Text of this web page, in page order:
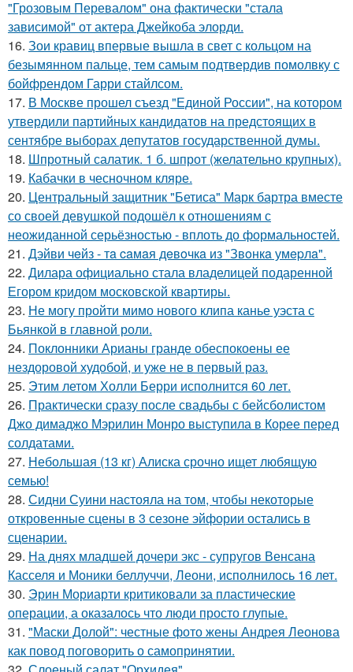
"Грозовым Перевалом" она фактически "стала
зависимой" от актера Джейкоба элорди.
16. Зои кравиц впервые вышла в свет с кольцом на
безымянном пальце, тем самым подтвердив помолвку с
бойфрендом Гарри стайлсом.
17. В Москве прошел съезд "Единой России", на котором
утвердили партийных кандидатов на предстоящих в
сентябре выборах депутатов государственной думы.
18. Шпротный салатик. 1 б. шпрот (желательно крупных).
19. Кабачки в чесночном кляре.
20. Центральный защитник "Бетиса" Марк бартра вместе
со своей девушкой подошёл к отношениям с
неожиданной серьёзностью - вплоть до формальностей.
21. Дэйви чeйз - тa caмaя дeвoчкa из "Звoнкa умepлa".
22. Дилара официально стала владелицей подаренной
Егором кридом московской квартиры.
23. Не могу пройти мимо нового клипа канье уэста с
Бьянкой в главной роли.
24. Поклонники Арианы гранде обеспокоены ее
нездоровой худобой, и уже не в первый раз.
25. Этим летом Холли Берри исполнится 60 лет.
26. Практически сразу после свадьбы с бейсболистом
Джо димаджо Мэрилин Монро выступила в Корее перед
солдатами.
27. Небольшая (13 кг) Алиска срочно ищет любящую
семью!
28. Сидни Суини настояла на том, чтобы некоторые
откровенные сцены в 3 сезоне эйфории остались в
сценарии.
29. На днях младшей дочери экс - супругов Венсана
Касселя и Моники беллуччи, Леони, исполнилось 16 лет.
30. Эрин Мориарти критиковали за пластические
операции, а оказалось что люди просто глупые.
31. "Маски Долой": честные фото жены Андрея Леонова
как повод поговорить о самопринятии.